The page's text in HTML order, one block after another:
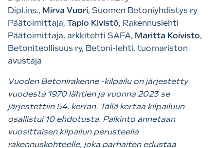
Dipl.ins., Mirva Vuori, Suomen Betoniyhdistys ry
Päätoimittaja, Tapio Kivistö, Rakennuslehti
Päätoimittaja, arkkitehti SAFA, Maritta Koivisto,
Betoniteollisuus ry, Betoni-lehti, tuomariston
avustaja
Vuoden Betonirakenne -kilpailu on järjestetty
vuodesta 1970 lähtien ja vuonna 2023 se
järjestettiin 54. kerran. Tällä kertaa kilpailuun
osallistui 10 ehdotusta. Palkinto annetaan
vuosittaisen kilpailun perusteella
rakennuskohteelle, joka parhaiten edustaa